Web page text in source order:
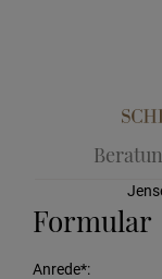
Formular
Anrede*: